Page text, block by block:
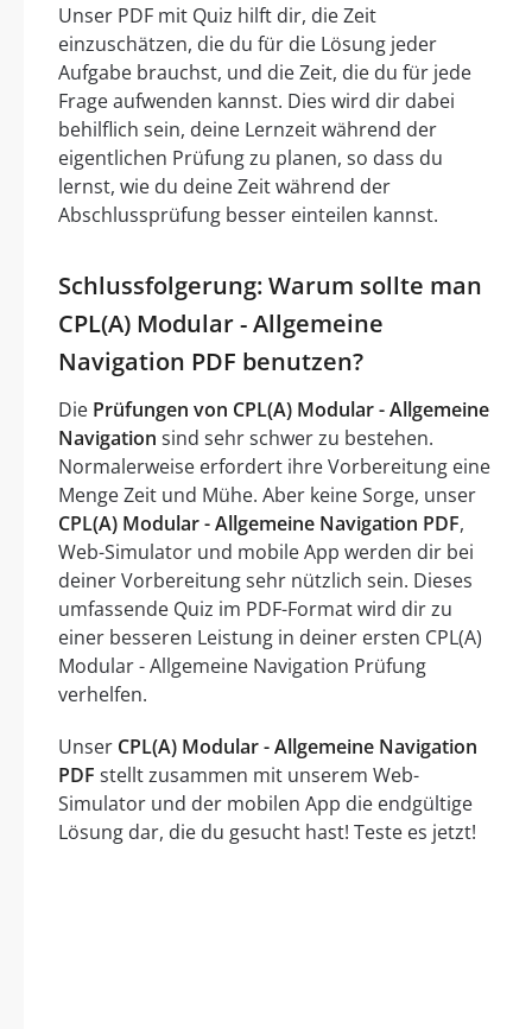
Unser PDF mit Quiz hilft dir, die Zeit
einzuschätzen, die du für die Lösung jeder
Aufgabe brauchst, und die Zeit, die du für jede
Frage aufwenden kannst. Dies wird dir dabei
behilflich sein, deine Lernzeit während der
eigentlichen Prüfung zu planen, so dass du
lernst, wie du deine Zeit während der
Abschlussprüfung besser einteilen kannst.
Schlussfolgerung: Warum sollte man
CPL(A) Modular - Allgemeine
Navigation PDF benutzen?
Die Prüfungen von CPL(A) Modular - Allgemeine
Navigation sind sehr schwer zu bestehen.
Normalerweise erfordert ihre Vorbereitung eine
Menge Zeit und Mühe. Aber keine Sorge, unser
CPL(A) Modular - Allgemeine Navigation PDF,
Web-Simulator und mobile App werden dir bei
deiner Vorbereitung sehr nützlich sein. Dieses
umfassende Quiz im PDF-Format wird dir zu
einer besseren Leistung in deiner ersten CPL(A)
Modular - Allgemeine Navigation Prüfung
verhelfen.
Unser CPL(A) Modular - Allgemeine Navigation
PDF stellt zusammen mit unserem Web-
Simulator und der mobilen App die endgültige
Lösung dar, die du gesucht hast! Teste es jetzt!